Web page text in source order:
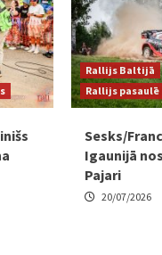
Rallijs Baltijā
Rallijs pasaulē
Sesks/
Igaunijā
Pajari
20/07/2026